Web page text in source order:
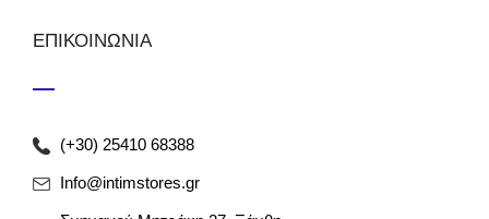
ΕΠΙΚΟΙΝΩΝΙΑ
(+30) 25410 68388
Info@intimstores.gr